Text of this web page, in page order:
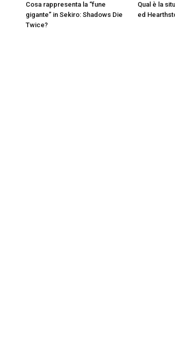
Cosa rappresenta la “fune
gigante” in Sekiro: Shadows Die
Twice?
Qual è la
ed